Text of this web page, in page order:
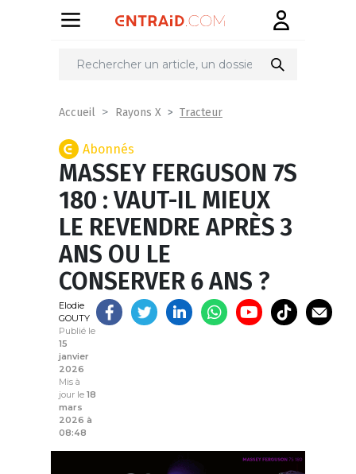
Partager
Accueil Rayons X Tracteur
Abonnés
MASSEY FERGUSON 7S
180 : VAUT-IL MIEUX
LE REVENDRE APRÈS 3
ANS OU LE
CONSERVER 6 ANS ?
Elodie
GOUTY
Publié le
15
janvier
2026
Mis à
jour le 18
mars
2026 à
08:48